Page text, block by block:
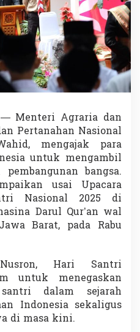
D
o
r
o
n
g
S
a
n
r
i
B
e
r
p
e
r
a
n
S
e
g
i
s
B
— Menteri Agraria dan
Pertanahan Nasional
mengajak para
untuk mengambil
bangsa.
usai Upacara
Nasional 2025 di
Darul Qur’an wal
Barat, pada Rabu
Hari Santri
untuk menegaskan
dalam sejarah
Indonesia sekaligus
di masa kini.